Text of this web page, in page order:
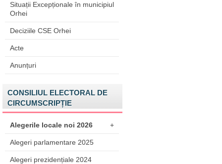
Situații Excepționale în municipiul
Orhei
Deciziile CSE Orhei
Acte
Anunțuri
CONSILIUL ELECTORAL DE
CIRCUMSCRIPȚIE
Alegerile locale noi 2026 +
Alegeri parlamentare 2025
Alegeri prezidențiale 2024